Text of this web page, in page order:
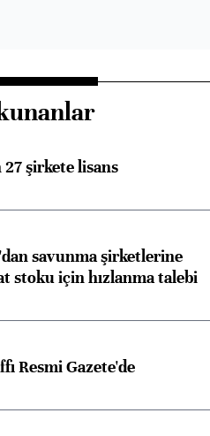
27 şirkete lisans
savunma şirketlerine
stoku için hızlanma talebi
Resmi Gazete'de